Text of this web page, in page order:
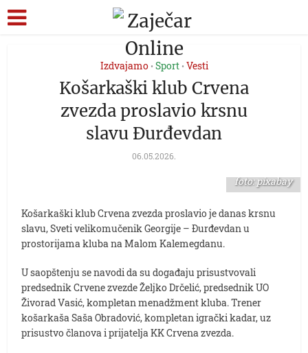
Izdvajamo • Sport • Vesti
Košarkaški klub Crvena
zvezda proslavio krsnu
slavu Đurđevdan
06.05.2026.
foto: pixabay
Košarkaški klub Crvena zvezda proslavio je danas krsnu
slavu, Sveti velikomučenik Georgije – Đurđevdan u
prostorijama kluba na Malom Kalemegdanu.
U saopštenju se navodi da su događaju prisustvovali
predsednik Crvene zvezde Željko Drčelić, predsednik UO
Živorad Vasić, kompletan menadžment kluba. Trener
košarkaša Saša Obradović, kompletan igrački kadar, uz
prisustvo članova i prijatelja KK Crvena zvezda.